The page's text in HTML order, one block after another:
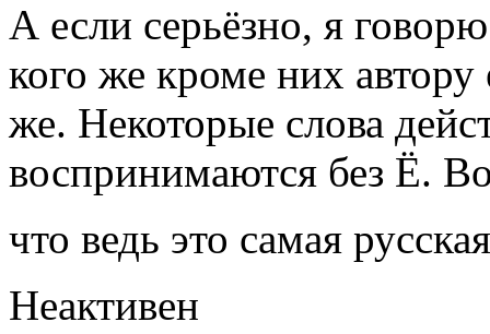
А если серьёзно, я
кого же кроме них
же. Некоторые слова
воспринимаются без Ё.
что ведь это самая
Неактивен